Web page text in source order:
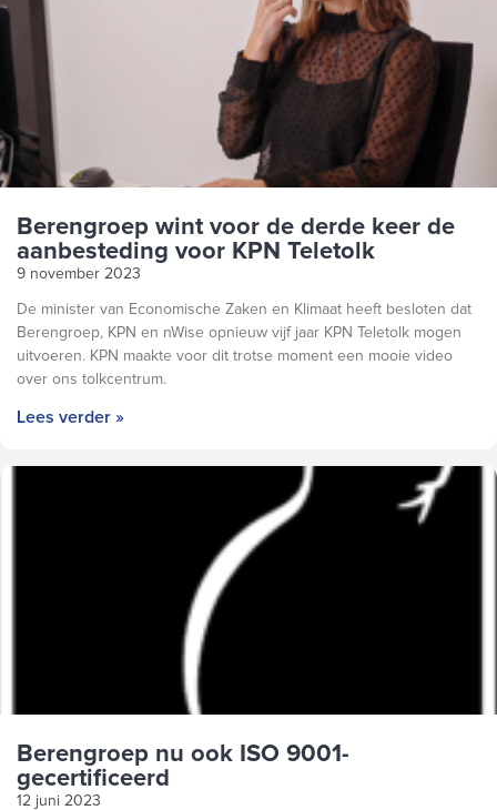
Berengroep wint voor de derde keer de
aanbesteding voor KPN Teletolk
9 november 2023
De minister van Economische Zaken en Klimaat heeft besloten dat
Berengroep, KPN en nWise opnieuw vijf jaar KPN Teletolk mogen
uitvoeren. KPN maakte voor dit trotse moment een mooie video
over ons tolkcentrum.
Lees verder »
Berengroep nu ook ISO 9001-
gecertificeerd
12 juni 2023